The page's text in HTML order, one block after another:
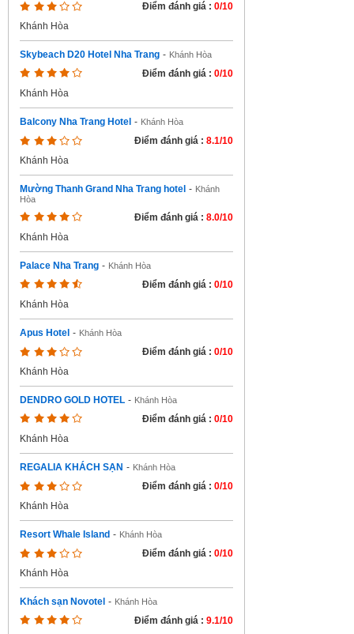
Điểm đánh giá : 0/10
Khánh Hòa
Skybeach D20 Hotel Nha Trang - Khánh Hòa
Điểm đánh giá : 0/10
Khánh Hòa
Balcony Nha Trang Hotel - Khánh Hòa
Điểm đánh giá : 8.1/10
Khánh Hòa
Mường Thanh Grand Nha Trang hotel - Khánh
Hòa
Điểm đánh giá : 8.0/10
Khánh Hòa
Palace Nha Trang - Khánh Hòa
Điểm đánh giá : 0/10
Khánh Hòa
Apus Hotel - Khánh Hòa
Điểm đánh giá : 0/10
Khánh Hòa
DENDRO GOLD HOTEL - Khánh Hòa
Điểm đánh giá : 0/10
Khánh Hòa
REGALIA KHÁCH SẠN - Khánh Hòa
Điểm đánh giá : 0/10
Khánh Hòa
Resort Whale Island - Khánh Hòa
Điểm đánh giá : 0/10
Khánh Hòa
Khách sạn Novotel - Khánh Hòa
Điểm đánh giá : 9.1/10